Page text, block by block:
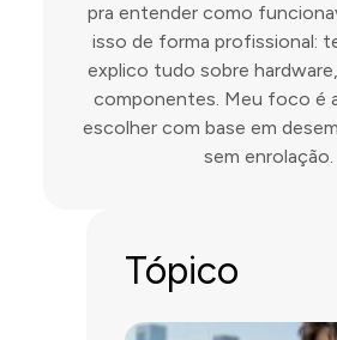
pra entender como
isso de forma profissional:
explico tudo sobre
componentes. Meu foco é
escolher com base em
sem enrolação.
Tópico